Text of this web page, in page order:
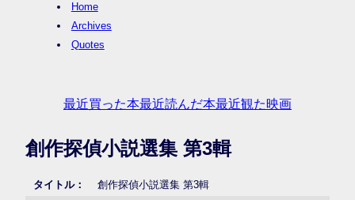
Home
Archives
Quotes
最近買った本最近読んだ本最近観た映画
創作探偵小説選集 第3輯
タイトル：
創作探偵小説選集 第3輯